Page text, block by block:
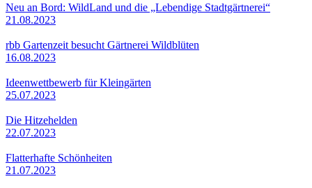
Neu an Bord: WildLand und die „Lebendige Stadtgärtnerei“
21.08.2023
rbb Gartenzeit besucht Gärtnerei Wildblüten
16.08.2023
Ideenwettbewerb für Kleingärten
25.07.2023
Die Hitzehelden
22.07.2023
Flatterhafte Schönheiten
21.07.2023